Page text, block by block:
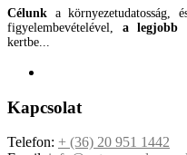
Célunk a környezetudatosság,
figyelembevételével, a legjobb
kertbe...
Kapcsolat
Telefon: + (36) 20 951 1442